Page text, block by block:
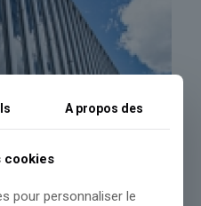
A propos des
cookies
pour personnaliser le